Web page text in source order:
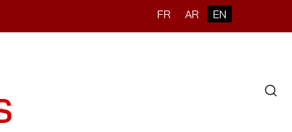
FR AR EN